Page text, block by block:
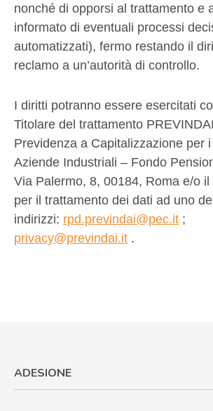
nonché di opporsi al trattamento e
informato di eventuali processi
automatizzati), fermo restando il
reclamo a un’autorità di controllo.
I diritti potranno essere esercitati
Titolare del trattamento
Previdenza a Capitalizzazione per
Aziende Industriali – Fondo
Via Palermo, 8, 00184, Roma e/o
per il trattamento dei dati ad uno
indirizzi: rpd.previndai@pec.it ;
privacy@previndai.it .
ADESIONE